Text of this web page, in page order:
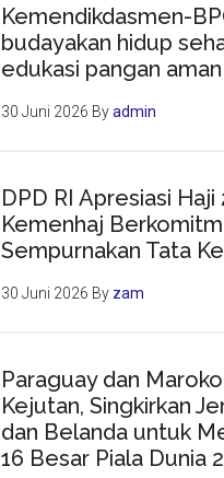
Kemendikdasmen-
budayakan hidup
edukasi pangan aman
30 Juni 2026 Byadmin
DPD RI Apresiasi Haji
Kemenhaj
Sempurnakan Tata
30 Juni 2026 By zam
Paraguay dan
Kejutan, Singkirkan
dan Belanda untuk
16 Besar Piala Dunia